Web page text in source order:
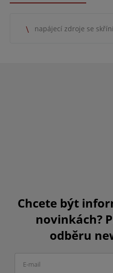
napájecí zdroje se
Chcete být
novinkách?
odběru